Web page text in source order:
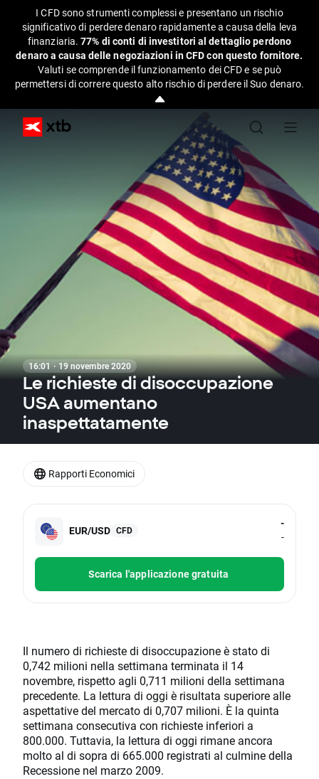
I CFD sono strumenti complessi e presentano un rischio
significativo di perdere denaro rapidamente a causa della leva
finanziaria.77% di conti di investitori al dettaglio perdono
denaro a causa delle negoziazioni in CFD con questo fornitore.
Valuti se comprende il funzionamento dei CFD e se può
permettersi di correre questo alto rischio di perdere il Suo denaro.
16:01 · 19 novembre 2020
Le richieste di disoccupazione
USA aumentano
inaspettatamente
EUR/USD CFD
-
-
Scarica l'applicazione gratuita
Il numero di richieste di disoccupazione è stato di
0,742 milioni nella settimana terminata il 14
novembre, rispetto agli 0,711 milioni della settimana
precedente. La lettura di oggi è risultata superiore alle
aspettative del mercato di 0,707 milioni. È la quinta
settimana consecutiva con richieste inferiori a
800.000. Tuttavia, la lettura di oggi rimane ancora
molto al di sopra di 665.000 registrati al culmine della
Recessione nel marzo 2009.
Rapporti Economici